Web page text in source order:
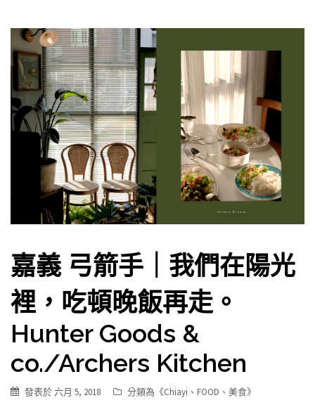
嘉義 弓箭手｜我們在陽光
裡，吃頓晚飯再走。
Hunter Goods &
co./Archers Kitchen
發表於六月 5, 2018 分類為《Chiayi 、 FOOD 、 美食》